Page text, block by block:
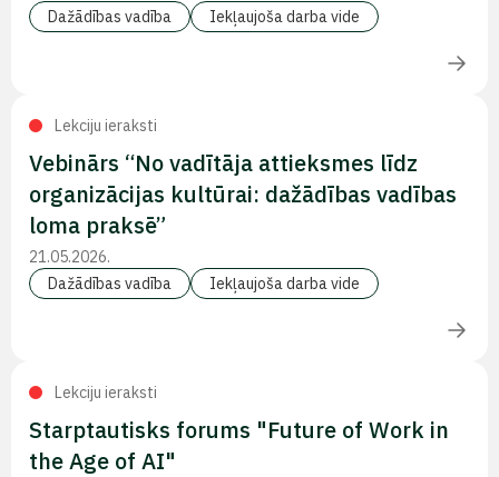
Dažādības vadība Iekļaujoša darba vide
Lekciju ieraksti
Vebinārs “No vadītāja attieksmes līdz
organizācijas kultūrai: dažādības vadības
loma praksē”
21.05.2026.
Dažādības vadība
Iekļaujoša darba vide
Lekciju ieraksti
Starptautisks forums "Future of Work in
the Age of AI"